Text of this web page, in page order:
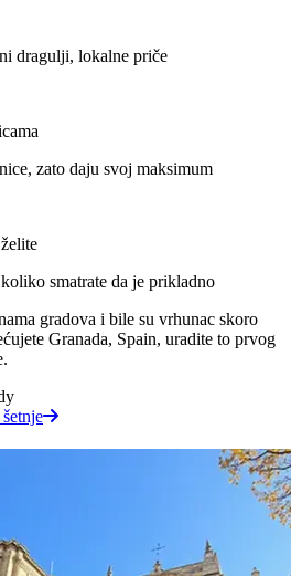
dragulji, lokalne priče
zato daju svoj maksimum
smatrate da je prikladno
gradova i bile su vrhunac skoro
Granada, Spain, uradite to prvog